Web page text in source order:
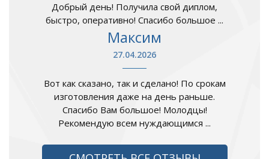
Добрый день! Получила свой диплом,
быстро, оперативно! Спасибо большое ...
Максим
27.04.2026
Вот как сказано, так и сделано! По срокам
изготовления даже на день раньше.
Спасибо Вам большое! Молодцы!
Рекомендую всем нуждающимся ...